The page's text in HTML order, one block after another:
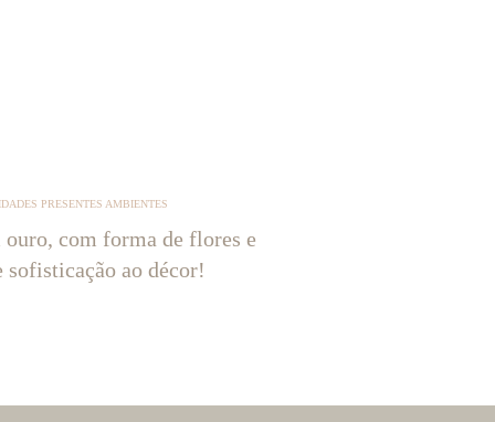
PRESENTES AMBIENTES
ouro, com forma de flores e
sofisticação ao décor!